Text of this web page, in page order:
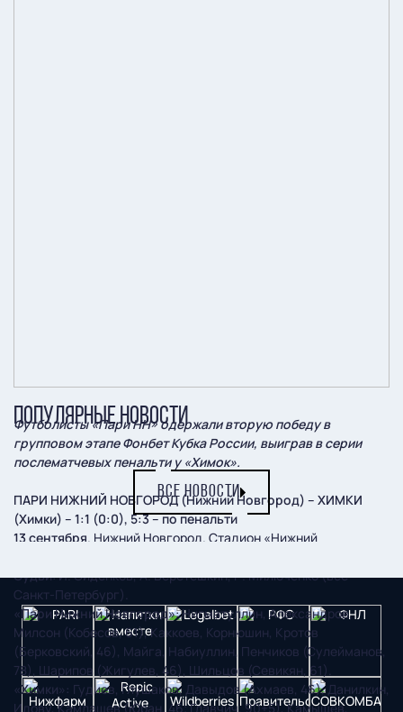
Футболисты «Пари НН» одержали вторую победу в
групповом этапе Фонбет Кубка России, выиграв в серии
послематчевых пенальти у «Химок».
ПАРИ НИЖНИЙ НОВГОРОД (Нижний Новгород) – ХИМКИ
(Химки) – 1:1 (0:0), 5:3 – по пенальти
13 сентября. Нижний Новгород. Стадион «Нижний
Судьи: И. Сиденков, А. Веретёшкин, Р. Милюченко (все –
Санкт-Петербург).
«Пари Нижний Новгород»: Нигматуллин, Александров,
Милсон (Кобесов, 61), Каккоев, Корнюшин, Кротов
(Берковский, 46), Майга, Набиуллин, Пенчиков (Сулейманов,
78), Шарипов (Жигулев, 46), Шильцов (Севикян, 61).
«Химки»: Гудиев, Глушаков, Давыдов (Ахмаев, 46), Данилкин,
Идову, Камлашев (Юран, 46; Главчич, 90+5), Камышев,
ПОПУЛЯРНЫЕ НОВОСТИ
ВСЕ НОВОСТИ